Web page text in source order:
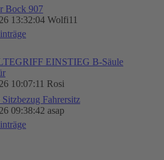
Bock 907
13:32:04 Wolfi11
EINSTIEG B-Säule
10:07:11 Rosi
Fahrersitz
09:38:42 asap